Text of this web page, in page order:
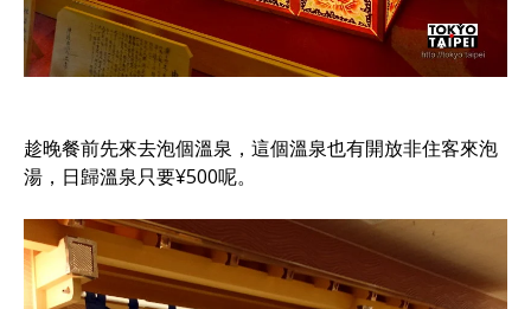
趁晚餐前先來去泡個溫泉，這個溫泉也有開放非住客來泡
湯，日歸溫泉只要¥500呢。